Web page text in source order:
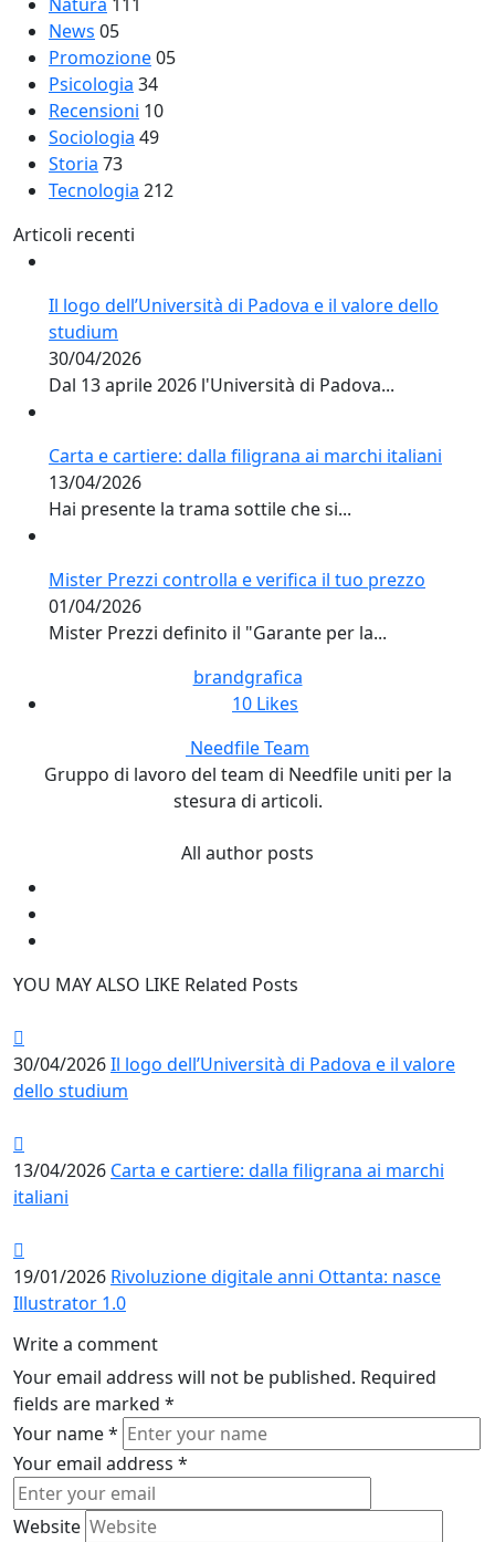
News 05
Promozione05
Psicologia 34
Recensioni 10
Sociologia 49
Storia 73
Tecnologia 212
Articoli recenti
Il logo dell’Università di Padova e il valore dello
studium
30/04/2026
Dal 13 aprile 2026 l'Università di Padova...
Carta e cartiere: dalla filigrana ai marchi italiani
13/04/2026
Hai presente la trama sottile che si...
Mister Prezzi controlla e verifica il tuo prezzo
01/04/2026
Mister Prezzi definito il "Garante per la...
brandgrafica
10 Likes
Needfile Team
Gruppo di lavoro del team di Needfile uniti per la
stesura di articoli.
All author posts
YOU MAY ALSO LIKE Related Posts
30/04/2026Il logo dell’Università di Padova e il valore
dello studium
13/04/2026 Carta e cartiere: dalla filigrana ai marchi
italiani
19/01/2026 Rivoluzione digitale anni Ottanta: nasce
Illustrator 1.0
Write a comment
Your email address will not be published. Required
fields are marked *
Your name*
Your email address *
Website